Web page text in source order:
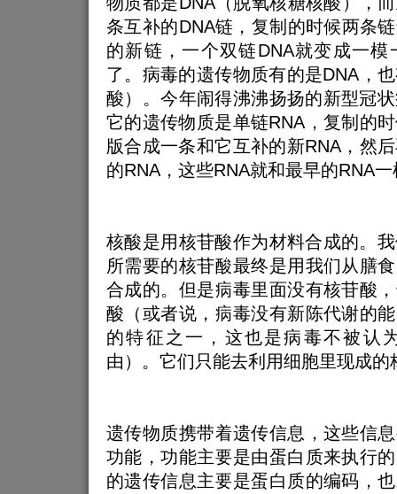
条互补的DNA链，复制的时候两条
的新链，一个双链DNA就变成一模
了。病毒的遗传物质有的是DNA，
酸）。今年闹得沸沸扬扬的新型冠
它的遗传物质是单链RNA，复制的
版合成一条和它互补的新RNA，然
的RNA，这些RNA就和最早的RNA
核酸是用核苷酸作为材料合成的。
所需要的核苷酸最终是用我们从膳
合成的。但是病毒里面没有核苷酸
酸（或者说，病毒没有新陈代谢的
的特征之一，这也是病毒不被认
由）。它们只能去利用细胞里现成的
遗传物质携带着遗传信息，这些信
功能，功能主要是由蛋白质来执行
的遗传信息主要是蛋白质的编码，